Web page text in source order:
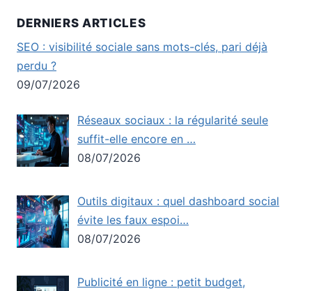
DERNIERS ARTICLES
SEO : visibilité sociale sans mots-clés, pari déjà
perdu ?
09/07/2026
Réseaux sociaux : la régularité seule
suffit-elle encore en …
08/07/2026
Outils digitaux : quel dashboard social
évite les faux espoi…
08/07/2026
Publicité en ligne : petit budget,